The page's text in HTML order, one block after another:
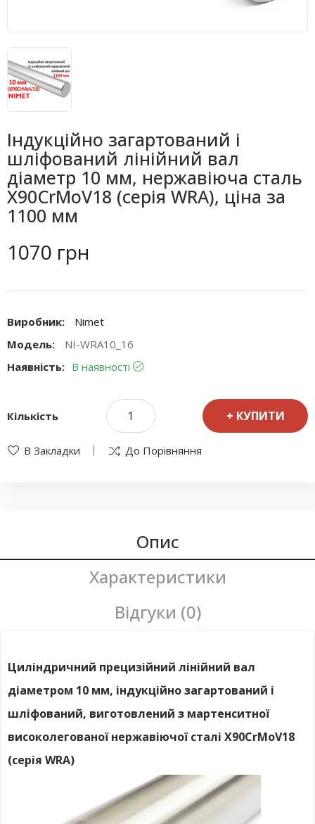
Індукційно загартований і
шліфований лінійний вал
діаметр 10 мм, нержавіюча сталь
X90CrMoV18 (серія WRA), ціна за
1100 мм
1070 грн
Виробник:
Nimet
Модель:
NI-WRA10_16
Наявність: В наявності
Кількість КУПИТИ
В Закладки До Порівняння
Опис
Характеристики
Відгуки (0)
Циліндричний прецизійний лінійний вал
діаметром 10 мм, індукційно загартований і
шліфований, виготовлений з мартенситної
високолегованої нержавіючої сталі X90CrMoV18
(серія WRA)